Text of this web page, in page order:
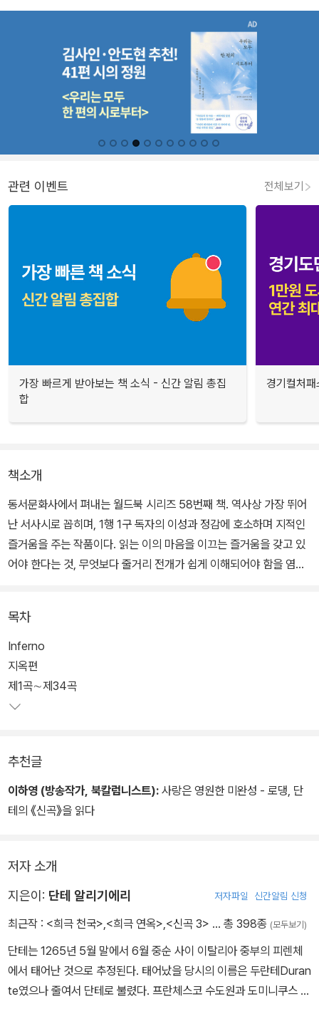
관련 이벤트 전체보기
가장 빠르게 받아보는 책 소식 - 신간 알림 총집
합
경기컬처
책소개
동서문화사에서 펴내는 월드북 시리즈 58번째 책. 역사상 가장 뛰어
난 서사시로 꼽히며, 1행 1구 독자의 이성과 정감에 호소하며 지적인
즐거움을 주는 작품이다. 읽는 이의 마음을 이끄는 즐거움을 갖고 있
어야 한다는 것, 무엇보다 줄거리 전개가 쉽게 이해되어야 함을 염두
목차
Inferno
지옥편
제1곡∼제34곡
추천글
이하영 (방송작가, 북칼럼니스트): 사랑은 영원한 미완성 - 로댕, 단
테의 《신곡》을 읽다
저자 소개
지은이: 단테 알리기에리 저자파일 신간알림 신청
최근작 : <희극 천국>,<희극 연옥>,<신곡 3> … 총 398종 (모두보기)
단테는 1265년 5월 말에서 6월 중순 사이 이탈리아 중부의 피렌체
에서 태어난 것으로 추정된다. 태어났을 당시의 이름은 두란테Duran
te였으나 줄여서 단테로 불렸다. 프란체스코 수도원과 도미니쿠스 수